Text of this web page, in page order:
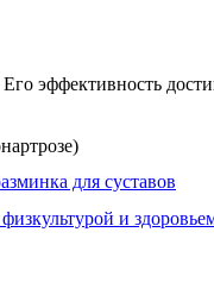
эффективность
для суставов
и